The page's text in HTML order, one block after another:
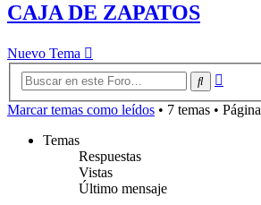
CAJA DE ZAPATOS
Nuevo Tema
Buscar
Marcar temas como leídos • 7 temas • Página
Temas
Respuestas
Vistas
Último mensaje